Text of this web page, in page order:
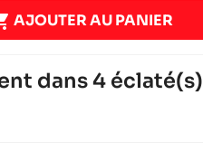
AJOUTER AU PANIER
dans 4 éclaté(s)